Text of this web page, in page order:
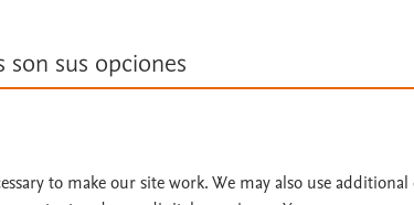
son sus opciones
to make our site work. We may also use additional